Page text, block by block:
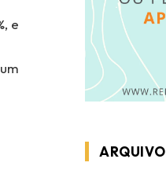
e
ARQUIVO